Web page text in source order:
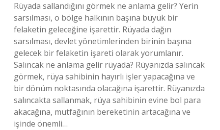
Rüyada sallandığını görmek ne anlama gelir? Yerin
sarsılması, o bölge halkının başına büyük bir
felaketin geleceğine işarettir. Rüyada dağın
sarsılması, devlet yönetimlerinden birinin başına
gelecek bir felaketin işareti olarak yorumlanır.
Salıncak ne anlama gelir rüyada? Rüyanızda salıncak
görmek, rüya sahibinin hayırlı işler yapacağına ve
bir dönüm noktasında olacağına işarettir. Rüyanızda
salıncakta sallanmak, rüya sahibinin evine bol para
akacağına, mutfağının bereketinin artacağına ve
işinde önemli…